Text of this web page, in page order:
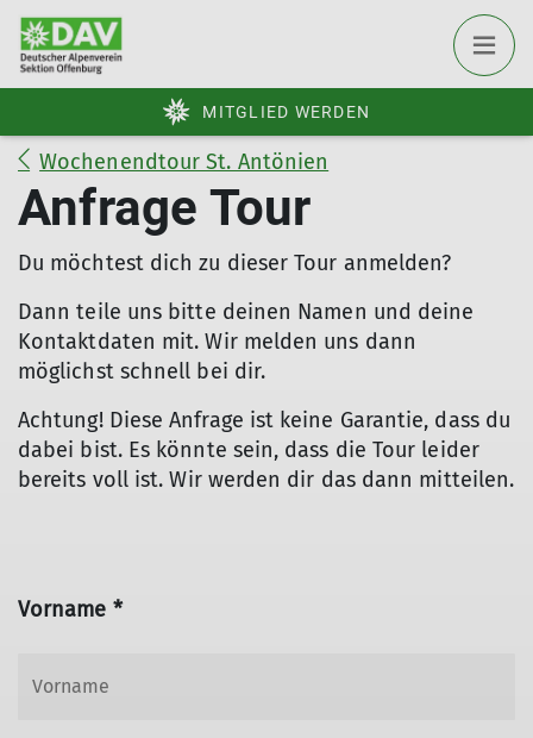
MITGLIED WERDEN
Wochenendtour St. Antönien
Anfrage Tour
Du möchtest dich zu dieser Tour anmelden?
Dann teile uns bitte deinen Namen und deine
Kontaktdaten mit. Wir melden uns dann
möglichst schnell bei dir.
Achtung! Diese Anfrage ist keine Garantie, dass du
dabei bist. Es könnte sein, dass die Tour leider
bereits voll ist. Wir werden dir das dann mitteilen.
Vorname *